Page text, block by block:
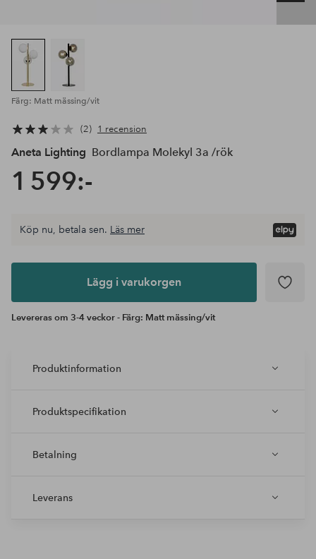
Färg: Matt mässing/vit
2 1 recension
Aneta Lighting Bordlampa Molekyl 3a /rök
1 599:-
Lägg i
Köp nu, betala sen. Läs mer
Lägg i varukorgen
Levereras om 3-4 veckor - Färg: Matt mässing/vit
Produktinformation
Produktspecifikation
Betalning
Leverans